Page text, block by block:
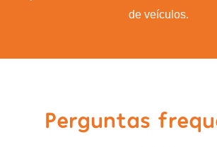
de veículos.
Perguntas